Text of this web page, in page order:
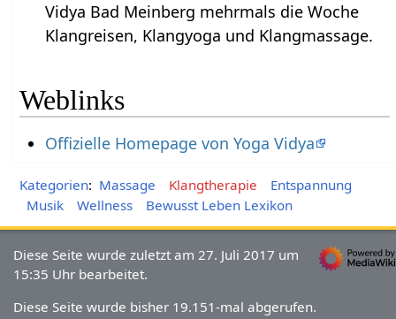
Vidya Bad Meinberg mehrmals die Woche
Klangreisen, Klangyoga und Klangmassage.
Weblinks
Offizielle Homepage von Yoga Vidya
Kategorien: Massage Klangtherapie
Entspannung
Musik
Wellness Bewusst Leben Lexikon
Diese Seite wurde zuletzt am 27. Juli 2017 um
15:35 Uhr bearbeitet.
Diese Seite wurde bisher 19.151-mal abgerufen.